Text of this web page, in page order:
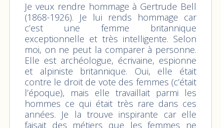
Je veux rendre hommage à Gertrude Bell
(1868-1926). Je lui rends hommage car
c’est une femme britannique
exceptionnelle et très intelligente. Selon
moi, on ne peut la comparer à personne.
Elle est archéologue, écrivaine, espionne
et alpiniste britannique. Oui, elle était
contre le droit de vote des femmes (c’était
l’époque), mais elle travaillait parmi les
hommes ce qui était très rare dans ces
années. Je la trouve inspirante car elle
faisait des métiers que les femmes ne